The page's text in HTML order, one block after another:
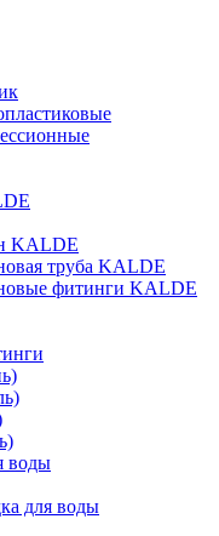
KALDE
труба KALDE
фитинги KALDE
воды
для воды